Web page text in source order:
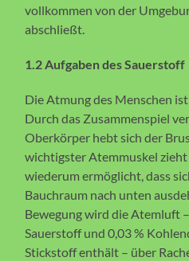
vollkommen von der
abschließt.
1.2 Aufgaben des Sauerstoff
Die Atmung des Menschen
Durch das Zusammenspiel
Oberkörper hebt sich der
wichtigster Atemmuskel zieht
wiederum ermöglicht, dass
Bauchraum nach unten
Bewegung wird die Atemluft
Sauerstoff und 0,03 %
Stickstoff enthält – über